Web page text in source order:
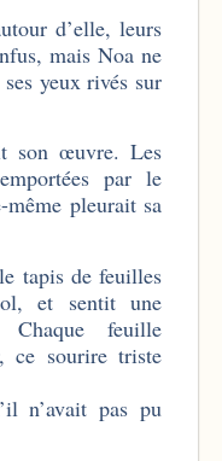
d’elle, leurs
mais Noa ne
yeux rivés sur
son œuvre. Les
par le
pleurait sa
tapis de feuilles
et sentit une
Chaque feuille
ce sourire triste
n’avait pas pu